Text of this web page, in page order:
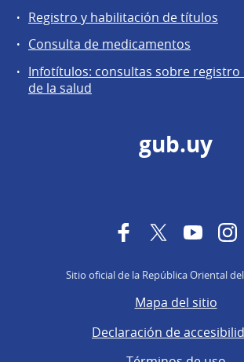
Registro y habilitación de títulos
Consulta de medicamentos
Infotítulos: consultas sobre registro
de la salud
gub.uy
FacebookTwitter
Sitio oficial de la República Oriental
Mapa del sitio
Declaración de